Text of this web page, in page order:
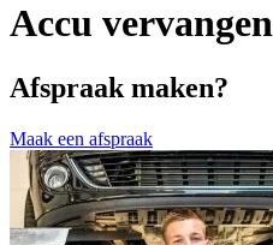
Accu vervangen
Afspraak maken?
Maak een afspraak